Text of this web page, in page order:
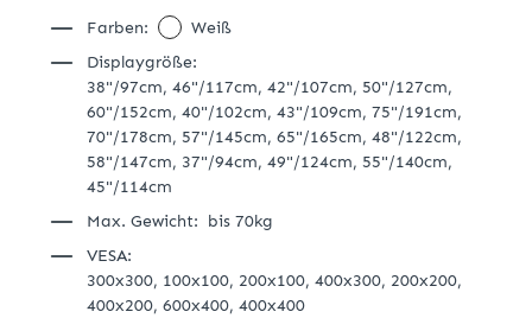
Farben:
Weiß
Displaygröße:
38"/97cm, 46"/117cm, 42"/107cm, 50"/127cm,
60"/152cm, 40"/102cm, 43"/109cm, 75"/191cm,
70"/178cm, 57"/145cm, 65"/165cm, 48"/122cm,
58"/147cm, 37"/94cm, 49"/124cm, 55"/140cm,
45"/114cm
Max. Gewicht: bis 70kg
VESA:
300x300, 100x100, 200x100, 400x300, 200x200,
400x200, 600x400, 400x400